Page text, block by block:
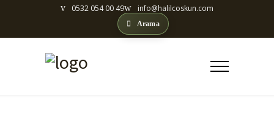
0532 054 00 49 info@halilcoskun.com
Arama